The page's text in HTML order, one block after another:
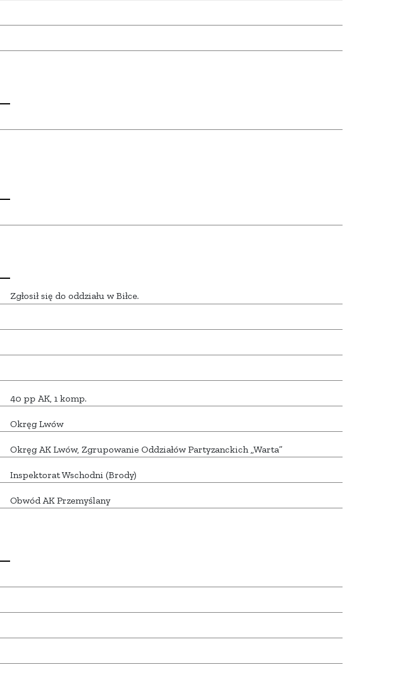
Zgłosił się do oddziału w Biłce.
40 pp AK, 1 komp.
Okręg Lwów
Okręg AK Lwów, Zgrupowanie Oddziałów Partyzanckich „Warta”
Inspektorat Wschodni (Brody)
Obwód AK Przemyślany